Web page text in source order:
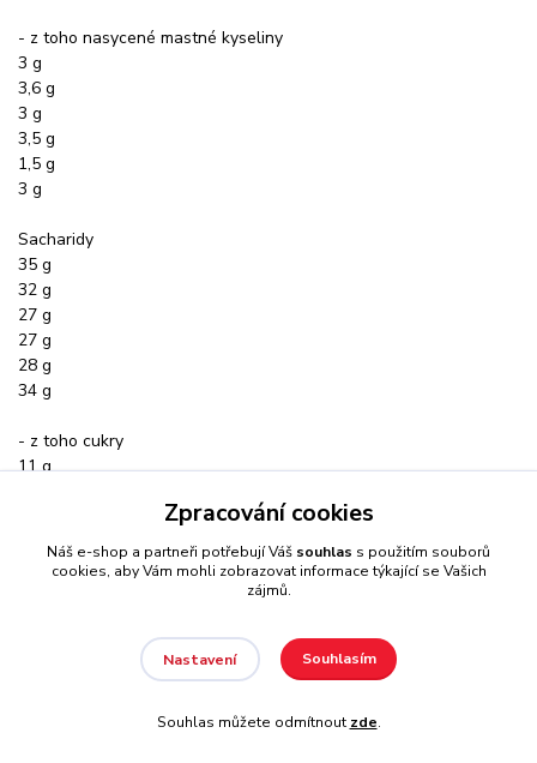
- z toho nasycené mastné kyseliny
3 g
3,6 g
3 g
3,5 g
1,5 g
3 g
Sacharidy
35 g
32 g
27 g
27 g
28 g
34 g
- z toho cukry
11 g
14 g
- vč. přidaných cukrů
Zpracování cookies
Náš e-shop a partneři potřebují Váš souhlas s použitím souborů
cookies, aby Vám mohli zobrazovat informace týkající se Vašich
zájmů.
Nastavení Souhlasím
Souhlas můžete odmítnout zde.